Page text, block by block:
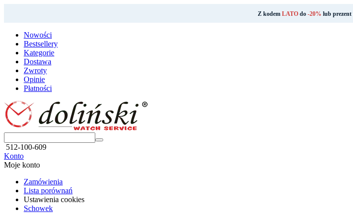
Z kodem LATOdo -20% lub
Nowości
Bestsellery
Kategorie
Dostawa
Zwroty
Opinie
Płatności
512-100-609
Konto
Moje konto
Zamówienia
Lista porównań
Ustawienia cookies
Schowek